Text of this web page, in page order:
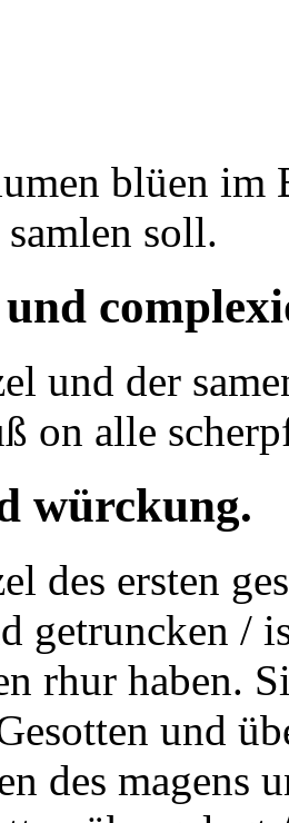
blüen im
soll.
und der
on alle
würckung.
des ersten
getruncken /
rhur haben.
und
des magens